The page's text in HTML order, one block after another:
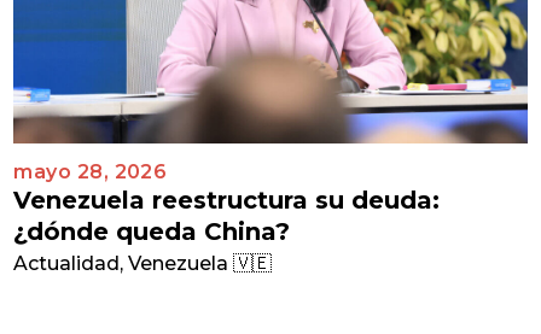
mayo 28, 2026
Venezuela reestructura su deuda:
¿dónde queda China?
Actualidad,Venezuela 🇻🇪